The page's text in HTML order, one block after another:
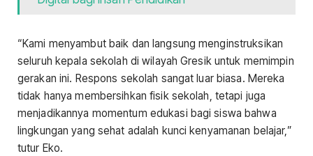
“Kami menyambut baik dan langsung menginstruksikan
seluruh kepala sekolah di wilayah Gresik untuk memimpin
gerakan ini. Respons sekolah sangat luar biasa. Mereka
tidak hanya membersihkan fisik sekolah, tetapi juga
menjadikannya momentum edukasi bagi siswa bahwa
lingkungan yang sehat adalah kunci kenyamanan belajar,”
tutur Eko.